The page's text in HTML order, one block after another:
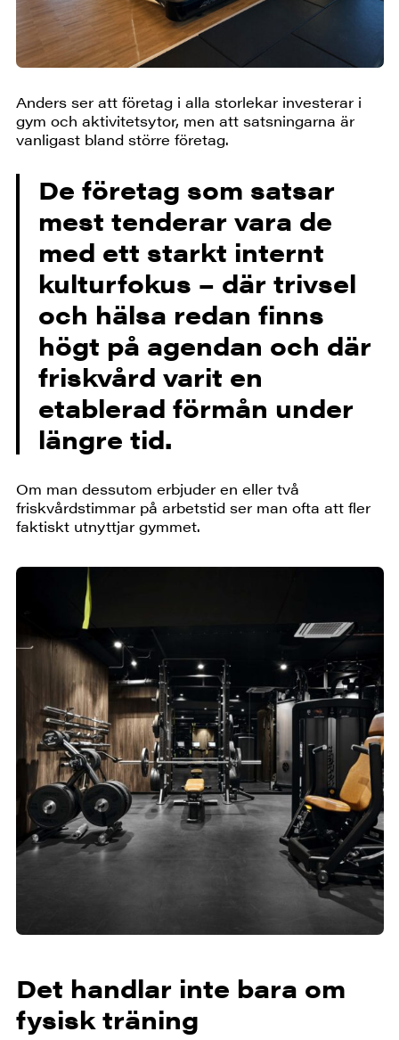
Anders ser att företag i alla storlekar investerar i
gym och aktivitetsytor, men att satsningarna är
vanligast bland större företag.
De företag som satsar
mest tenderar vara de
med ett starkt internt
kulturfokus – där trivsel
och hälsa redan finns
högt på agendan och där
friskvård varit en
etablerad förmån under
längre tid.
Om man dessutom erbjuder en eller två
friskvårdstimmar på arbetstid ser man ofta att fler
faktiskt utnyttjar gymmet.
Det handlar inte bara om
fysisk träning